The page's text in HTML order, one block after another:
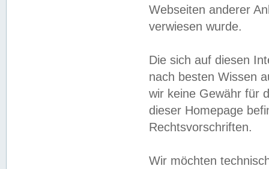
Webseiten anderer
verwiesen wurde.
Die sich auf diesen
nach besten Wissen
wir keine Gewähr für
dieser Homepage
Rechtsvorschriften.
Wir möchten